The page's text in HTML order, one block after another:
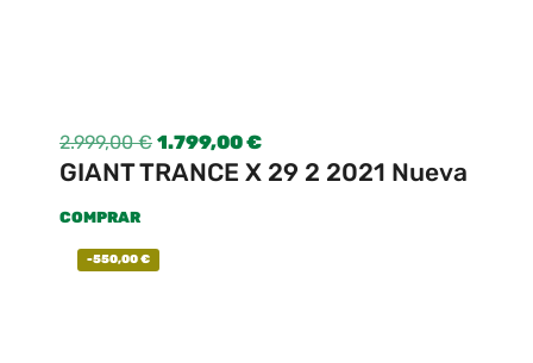
2.999,00€ 1.799,00€
GIANT TRANCE X 29 2 2021 Nueva
COMPRAR
-550,00€